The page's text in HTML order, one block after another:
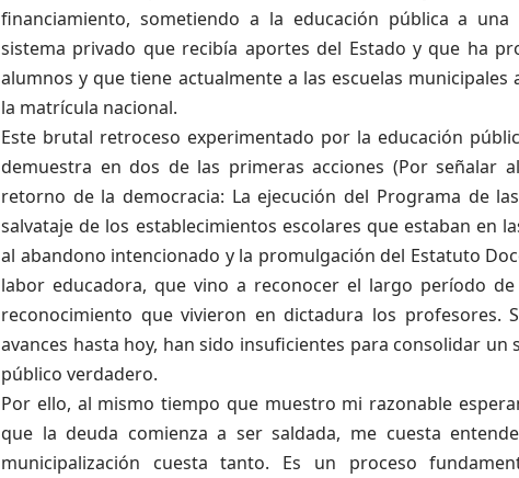
financiamiento, sometiendo a la educación pública a una
sistema privado que recibía aportes del Estado y que ha
alumnos y que tiene actualmente a las escuelas municipales
la matrícula nacional.
Este brutal retroceso experimentado por la educación
demuestra en dos de las primeras acciones (Por señalar
retorno de la democracia: La ejecución del Programa de
salvataje de los establecimientos escolares que estaban en
al abandono intencionado y la promulgación del Estatuto
labor educadora, que vino a reconocer el largo período
reconocimiento que vivieron en dictadura los profesores.
avances hasta hoy, han sido insuficientes para consolidar un
público verdadero.
Por ello, al mismo tiempo que muestro mi razonable
que la deuda comienza a ser saldada, me cuesta
municipalización cuesta tanto. Es un proceso